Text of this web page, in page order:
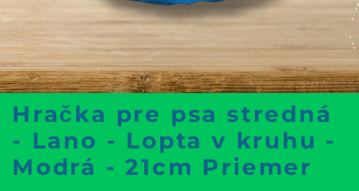
Hračka pre psa stredná
- Lano - Lopta v kruhu -
Modrá - 21cm Priemer